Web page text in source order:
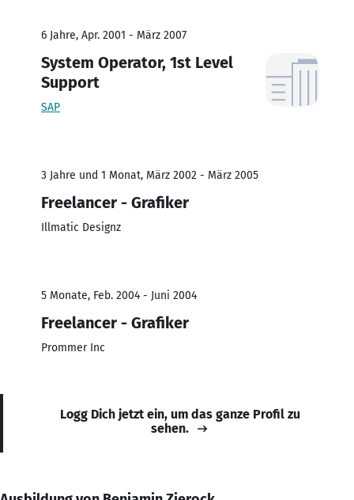
6 Jahre, Apr. 2001 - März 2007
System Operator, 1st Level
Support
SAP
3 Jahre und 1 Monat, März 2002 - März 2005
Freelancer - Grafiker
Illmatic Designz
5 Monate, Feb. 2004 - Juni 2004
Freelancer - Grafiker
Prommer Inc
Logg Dich jetzt ein, um das ganze Profil zu
sehen.